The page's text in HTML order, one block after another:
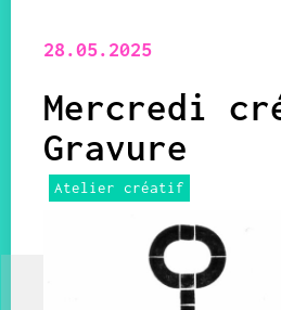
28.05.2025
Mercredi
Gravure
Atelier créatif